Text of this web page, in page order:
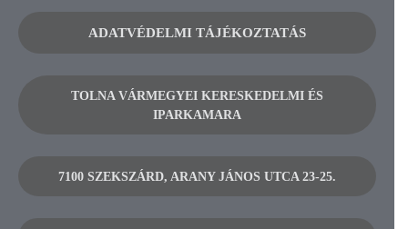
ADATVÉDELMI TÁJÉKOZTATÁS
TOLNA VÁRMEGYEI KERESKEDELMI ÉS
IPARKAMARA
7100 SZEKSZÁRD, ARANY JÁNOS UTCA 23-25.